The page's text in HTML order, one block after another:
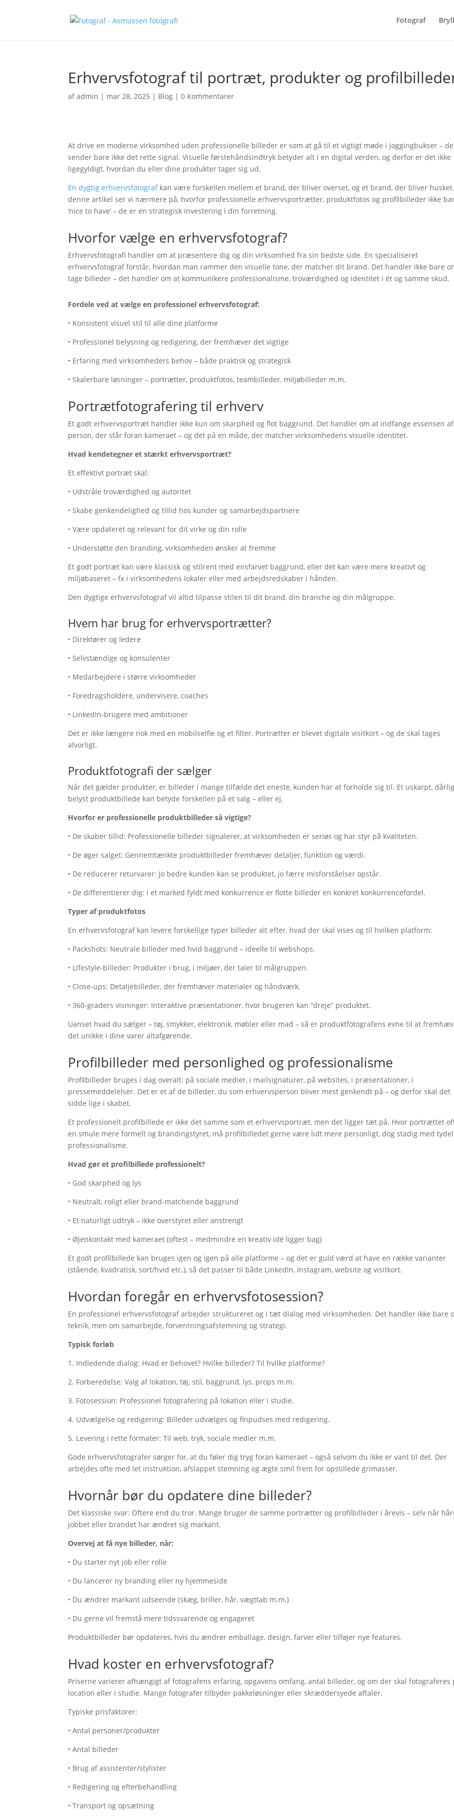
Fotograf
Erhvervsfotograf til portræt, produkter og
afadmin | mar 28, 2025 | Blog |0 Kommentarer
At drive en moderne virksomhed uden professionelle billeder er som at gå til et vigtigt møde i joggingbukser –
sender bare ikke det rette signal. Visuelle førstehåndsindtryk betyder alt i en digital verden, og derfor er det ikke
ligegyldigt, hvordan du eller dine produkter tager sig ud.
En dygtig erhvervsfotografkan være forskellen mellem et brand, der bliver overset, og et brand, der bliver
denne artikel ser vi nærmere på, hvorfor professionelle erhvervsportrætter, produktfotos og profilbilleder ikke
‘nice to have’ – de er en strategisk investering i din forretning.
Hvorfor vælge en erhvervsfotograf?
Erhvervsfotografi handler om at præsentere dig og din virksomhed fra sin bedste side. En specialiseret
erhvervsfotograf forstår, hvordan man rammer den visuelle tone, der matcher dit brand. Det handler ikke bare
tage billeder – det handler om at kommunikere professionalisme, troværdighed og identitet i ét og samme skud.
Fordele ved at vælge en professionel erhvervsfotograf:
• Konsistent visuel stil til alle dine platforme
• Professionel belysning og redigering, der fremhæver det vigtige
• Erfaring med virksomheders behov – både praktisk og strategisk
• Skalerbare løsninger – portrætter, produktfotos, teambilleder, miljøbilleder m.m.
Portrætfotografering til erhverv
Et godt erhvervsportræt handler ikke kun om skarphed og flot baggrund. Det handler om at indfange essensen
person, der står foran kameraet – og det på en måde, der matcher virksomhedens visuelle identitet.
Hvad kendetegner et stærkt erhvervsportræt?
Et effektivt portræt skal:
• Udstråle troværdighed og autoritet
• Skabe genkendelighed og tillid hos kunder og samarbejdspartnere
• Være opdateret og relevant for dit virke og din rolle
• Understøtte den branding, virksomheden ønsker at fremme
Et godt portræt kan være klassisk og stilrent med ensfarvet baggrund, eller det kan være mere kreativt og
miljøbaseret – fx i virksomhedens lokaler eller med arbejdsredskaber i hånden.
Den dygtige erhvervsfotograf vil altid tilpasse stilen til dit brand, din branche og din målgruppe.
Hvem har brug for erhvervsportrætter?
• Direktører og ledere
• Selvstændige og konsulenter
• Medarbejdere i større virksomheder
• Foredragsholdere, undervisere, coaches
• LinkedIn-brugere med ambitioner
Det er ikke længere nok med en mobilselfie og et filter. Portrætter er blevet digitale visitkort – og de skal tages
alvorligt.
Produktfotografi der sælger
Når det gælder produkter, er billeder i mange tilfælde det eneste, kunden har at forholde sig til. Et uskarpt,
belyst produktbillede kan betyde forskellen på et salg – eller ej.
Hvorfor er professionelle produktbilleder så vigtige?
• De skaber tillid: Professionelle billeder signalerer, at virksomheden er seriøs og har styr på kvaliteten.
• De øger salget: Gennemtænkte produktbilleder fremhæver detaljer, funktion og værdi.
• De reducerer returvarer: Jo bedre kunden kan se produktet, jo færre misforståelser opstår.
• De differentierer dig: I et marked fyldt med konkurrence er flotte billeder en konkret konkurrencefordel.
Typer af produktfotos
En erhvervsfotograf kan levere forskellige typer billeder alt efter, hvad der skal vises og til hvilken platform:
• Packshots: Neutrale billeder med hvid baggrund – ideelle til webshops.
• Lifestyle-billeder: Produkter i brug, i miljøer, der taler til målgruppen.
• Close-ups: Detaljebilleder, der fremhæver materialer og håndværk.
• 360-graders visninger: Interaktive præsentationer, hvor brugeren kan “dreje” produktet.
Uanset hvad du sælger – tøj, smykker, elektronik, møbler eller mad – så er produktfotografens evne til at
det unikke i dine varer altafgørende.
Profilbilleder med personlighed og professionalisme
Profilbilleder bruges i dag overalt: på sociale medier, i mailsignaturer, på websites, i præsentationer, i
pressemeddelelser. Det er et af de billeder, du som erhvervsperson bliver mest genkendt på – og derfor skal det
sidde lige i skabet.
Et professionelt profilbillede er ikke det samme som et erhvervsportræt, men det ligger tæt på. Hvor portrættet
en smule mere formelt og brandingstyret, må profilbilledet gerne være lidt mere personligt, dog stadig med
professionalisme.
Hvad gør et profilbillede professionelt?
• God skarphed og lys
• Neutralt, roligt eller brand-matchende baggrund
• Et naturligt udtryk – ikke overstyret eller anstrengt
• Øjenkontakt med kameraet (oftest – medmindre en kreativ idé ligger bag)
Et godt profilbillede kan bruges igen og igen på alle platforme – og det er guld værd at have en række varianter
(stående, kvadratisk, sort/hvid etc.), så det passer til både LinkedIn, Instagram, website og visitkort.
Hvordan foregår en erhvervsfotosession?
En professionel erhvervsfotograf arbejder struktureret og i tæt dialog med virksomheden. Det handler ikke bare
teknik, men om samarbejde, forventningsafstemning og strategi.
Typisk forløb
1. Indledende dialog: Hvad er behovet? Hvilke billeder? Til hvilke platforme?
2. Forberedelse: Valg af lokation, tøj, stil, baggrund, lys, props m.m.
3. Fotosession: Professionel fotografering på lokation eller i studie.
4. Udvælgelse og redigering: Billeder udvælges og finpudses med redigering.
5. Levering i rette formater: Til web, tryk, sociale medier m.m.
Gode erhvervsfotografer sørger for, at du føler dig tryg foran kameraet – også selvom du ikke er vant til det. Der
arbejdes ofte med let instruktion, afslappet stemning og ægte smil frem for opstillede grimasser.
Hvornår bør du opdatere dine billeder?
Det klassiske svar: Oftere end du tror. Mange bruger de samme portrætter og profilbilleder i årevis – selv når
jobbet eller brandet har ændret sig markant.
Overvej at få nye billeder, når:
• Du starter nyt job eller rolle
• Du lancerer ny branding eller ny hjemmeside
• Du ændrer markant udseende (skæg, briller, hår, vægttab m.m.)
• Du gerne vil fremstå mere tidssvarende og engageret
Produktbilleder bør opdateres, hvis du ændrer emballage, design, farver eller tilføjer nye features.
Hvad koster en erhvervsfotograf?
Priserne varierer afhængigt af fotografens erfaring, opgavens omfang, antal billeder, og om der skal fotograferes
location eller i studie. Mange fotografer tilbyder pakkeløsninger eller skræddersyede aftaler.
Typiske prisfaktorer:
• Antal personer/produkter
• Antal billeder
• Brug af assistenter/stylister
• Redigering og efterbehandling
• Transport og opsætning